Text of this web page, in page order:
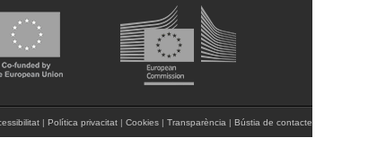
| Política privacitat | Cookies | Transparència | Bústia de contacte